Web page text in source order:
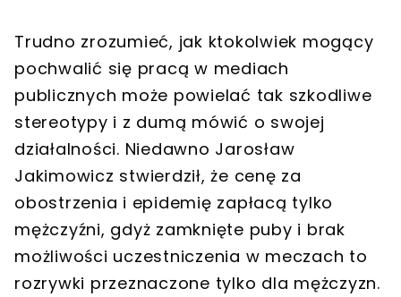
Trudno zrozumieć, jak ktokolwiek mogący
pochwalić się pracą w mediach
publicznych może powielać tak szkodliwe
stereotypy i z dumą mówić o swojej
działalności. Niedawno Jarosław
Jakimowicz stwierdził, że cenę za
obostrzenia i epidemię zapłacą tylko
mężczyźni, gdyż zamknięte puby i brak
możliwości uczestniczenia w meczach to
rozrywki przeznaczone tylko dla mężczyzn.